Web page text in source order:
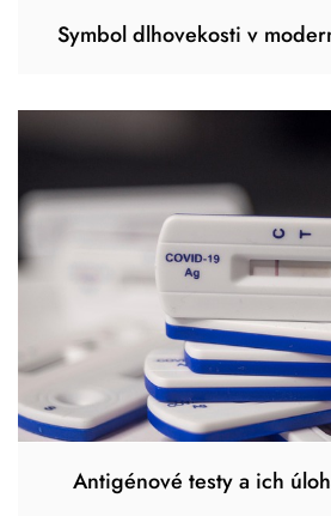
Symbol dlhovekosti v
Antigénové testy a ich